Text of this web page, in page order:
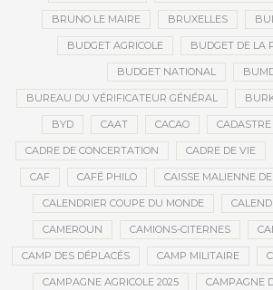
BRUNO LE MAIRE BRUXELLES
BUDGET AGRICOLE BUDGET DE LA
BUDGET NATIONAL
BUREAU DU VÉRIFICATEUR GÉNÉRAL
BYD CAAT CACAO CADASTRE
CADRE DE CONCERTATION CADRE DE VIE
CAF CAFÉ PHILO CAISSE MALIENNE
CALENDRIER COUPE DU MONDE
CAMEROUN CAMIONS-CITERNES
CAMP DES DÉPLACÉS CAMP MILITAIRE
CAMPAGNE AGRICOLE 2025 CAMPAGNE